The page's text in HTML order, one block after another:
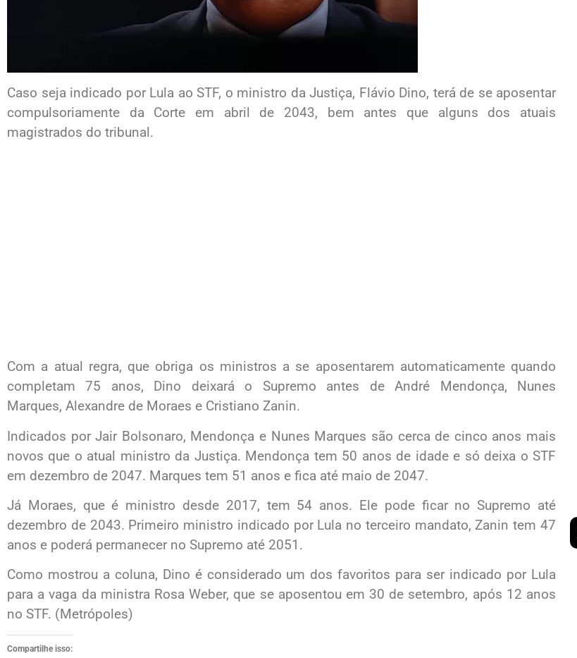
Caso seja indicado por Lula ao STF, o ministro da Justiça, Flávio Dino, terá de se aposentar
compulsoriamente da Corte em abril de 2043, bem antes que alguns dos atuais
magistrados do tribunal.
Com a atual regra, que obriga os ministros a se aposentarem automaticamente quando
completam 75 anos, Dino deixará o Supremo antes de André Mendonça, Nunes
Marques, Alexandre de Moraes e Cristiano Zanin.
Indicados por Jair Bolsonaro, Mendonça e Nunes Marques são cerca de cinco anos mais
novos que o atual ministro da Justiça. Mendonça tem 50 anos de idade e só deixa o STF
em dezembro de 2047. Marques tem 51 anos e fica até maio de 2047.
Já Moraes, que é ministro desde 2017, tem 54 anos. Ele pode ficar no Supremo até
dezembro de 2043. Primeiro ministro indicado por Lula no terceiro mandato, Zanin tem 47
anos e poderá permanecer no Supremo até 2051.
Como mostrou a coluna, Dino é considerado um dos favoritos para ser indicado por Lula
para a vaga da ministra Rosa Weber, que se aposentou em 30 de setembro, após 12 anos
no STF. (Metrópoles)
Compartilhe isso: